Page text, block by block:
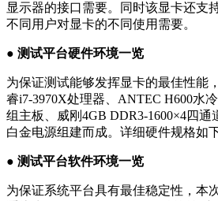
显示器的接口需要。同时该显卡还支
不同用户对显卡的不同使用需要。
● 测试平台硬件环境一览
为保证测试能够发挥显卡的最佳性能
睿i7-3970X处理器、ANTEC H600水
组主板、威刚4GB DDR3-1600×4四通
白金电源组建而成。详细硬件规格如
● 测试平台软件环境一览
为保证系统平台具有最佳稳定性，本